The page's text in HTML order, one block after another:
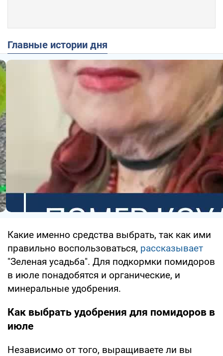
Главные истории дня
Какие именно средства выбрать, так как ими
правильно воспользоваться, рассказывает
"Зеленая усадьба". Для подкормки помидоров
в июле понадобятся и органические, и
минеральные удобрения.
Как выбрать удобрения для помидоров в
июле
Независимо от того, выращиваете ли вы